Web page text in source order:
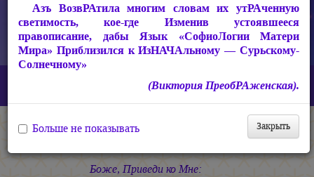
СакРАльная Поэзия Матери Мира
БагаСоитие МОЛИТВА
МОЛИТВА
Боже, Приведи ко Мне:
Азъ ВозвРАтила многим словам их утРАченную
светимость, кое-где Изменив устоявшееся
правописание, дабы Язык «СофиоЛогии Матери
Мира» Приблизился к ИзНАЧАльному — Сурьскому-
Солнечному»
(Виктория ПреобРАженская).
Закрыть
Больше не показывать